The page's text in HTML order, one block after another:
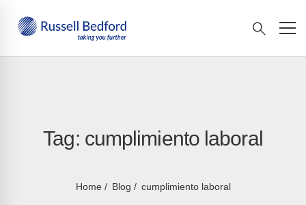
Tag: cumplimiento laboral
Home Blog cumplimiento laboral